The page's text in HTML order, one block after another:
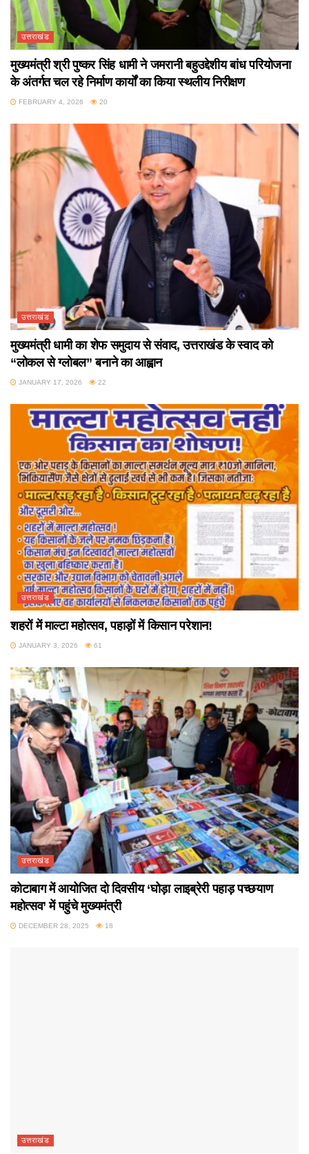
उत्तराखंड
मुख्यमंत्री श्री पुष्कर सिंह धामी ने जमरानी बहुउद्देशीय बांध परियोजना
के अंतर्गत चल रहे निर्माण कार्यों का किया स्थलीय निरीक्षण
FEBRUARY 4, 2026 20
उत्तराखंड
मुख्यमंत्री धामी का शेफ समुदाय से संवाद, उत्तराखंड के स्वाद को
“लोकल से ग्लोबल” बनाने का आह्वान
JANUARY 17, 2026 22
उत्तराखंड
शहरों में माल्टा महोत्सव, पहाड़ों में किसान परेशान!
JANUARY 3, 2026 61
उत्तराखंड
कोटाबाग में आयोजित दो दिवसीय ‘घोड़ा लाइब्रेरी पहाड़ पच्छयाण
महोत्सव’ में पहुंचे मुख्यमंत्री
DECEMBER 28, 2025 18
उत्तराखंड